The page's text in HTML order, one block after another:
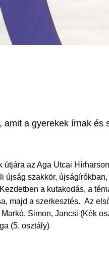
a gyerekek írnak és
az Aga Utcai
újság szakkör,
a kutakodás, a
majd a szerkesztés. Az
Simon, Jancsi (Kék
(5. osztály)